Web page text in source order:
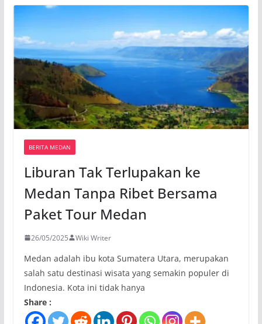
BERITA MEDAN
Liburan Tak Terlupakan ke
Medan Tanpa Ribet Bersama
Paket Tour Medan
26/05/2025 Wiki Writer
Medan adalah ibu kota Sumatera Utara, merupakan
salah satu destinasi wisata yang semakin populer di
Indonesia. Kota ini tidak hanya
Share :